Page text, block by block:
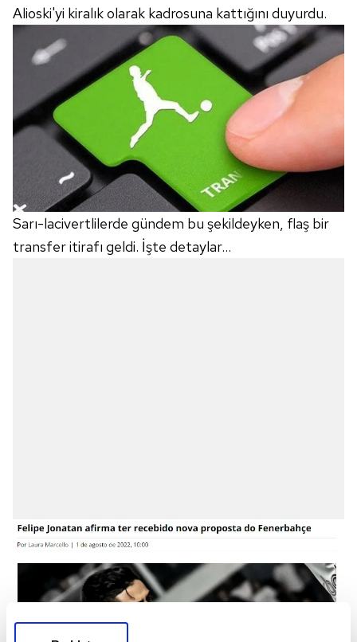
Alioski'yi kiralık olarak kadrosuna kattığını duyurdu.
Sarı-lacivertlilerde gündem bu şekildeyken, flaş bir
transfer itirafı geldi. İşte detaylar...